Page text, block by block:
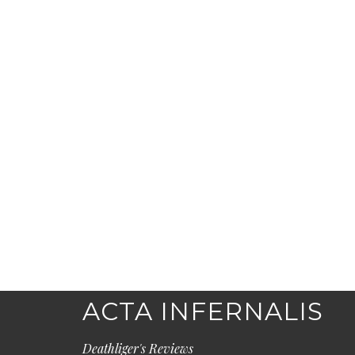
ACTA INFERNALIS
Deathliger's Reviews